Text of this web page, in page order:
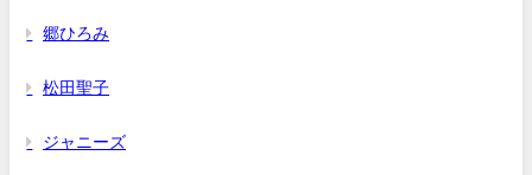
郷ひろみ
松田聖子
ジャニーズ